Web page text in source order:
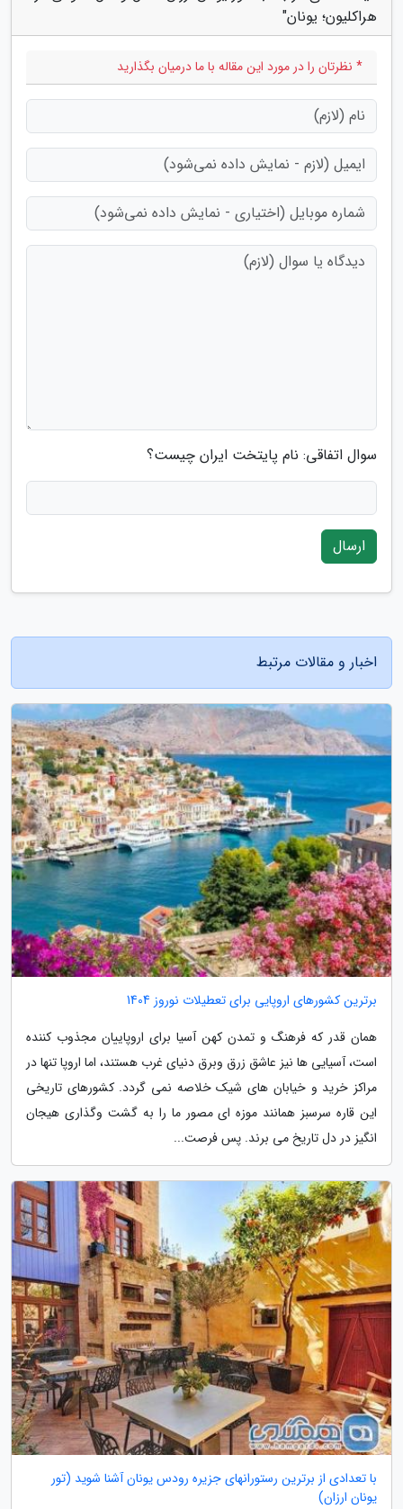
هراکلیون؛ یونان"
* نظرتان را در مورد این مقاله با ما درمیان بگذارید
سوال اتفاقی: نام پایتخت ایران چیست؟
ارسال
اخبار و مقالات مرتبط
برترین کشورهای اروپایی برای تعطیلات نوروز 1404
همان قدر که فرهنگ و تمدن کهن آسیا برای اروپاییان مجذوب کننده
است، آسیایی ها نیز عاشق زرق وبرق دنیای غرب هستند، اما اروپا تنها در
مراکز خرید و خیابان های شیک خلاصه نمی گردد. کشورهای تاریخی
این قاره سرسبز همانند موزه ای مصور ما را به گشت وگذاری هیجان
انگیز در دل تاریخ می برند. پس فرصت...
با تعدادی از برترین رستورانهای جزیره رودس یونان آشنا شوید (تور
یونان ارزان)